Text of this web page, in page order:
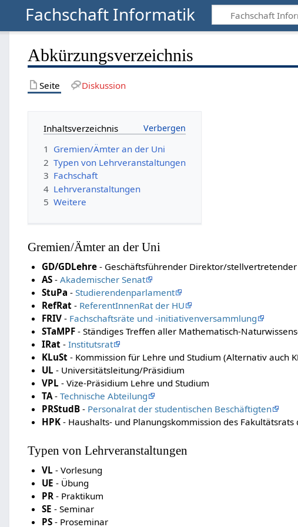
Fachschaft Informatik
Abkürzungsverzeichnis
Seite Diskussion
Inhaltsverzeichnis
1 Gremien/Ämter an der Uni
2 Typen von Lehrveranstaltungen
3 Fachschaft
4 Lehrveranstaltungen
5 Weitere
Gremien/Ämter an der Uni
GD/GDLehre- Geschäftsführender Direktor/
AS- Akademischer Senat
StuPa - Studierendenparlament
RefRat- ReferentInnenRat der HU
FRIV- Fachschaftsräte und -initiativenversammlung
STaMPF- Ständiges Treffen aller Mathematisch-
IRat- Institutsrat
KLuSt- Kommission für Lehre und Studium (Alternativ auch
UL - Universitätsleitung/Präsidium
VPL - Vize-Präsidium Lehre und Studium
TA- Technische Abteilung
PRStudB- Personalrat der studentischen Beschäftigten
HPK- Haushalts- und Planungskommission des
Typen von Lehrveranstaltungen
VL - Vorlesung
UE - Übung
PR- Praktikum
SE - Seminar
PS- Proseminar